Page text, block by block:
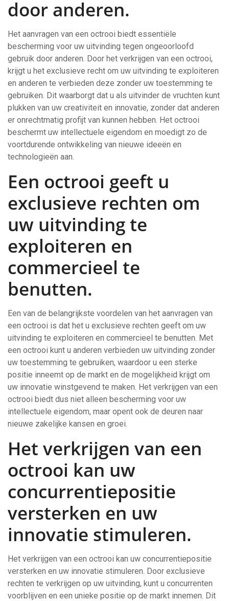
door anderen.
Het aanvragen van een octrooi biedt essentiële
bescherming voor uw uitvinding tegen ongeoorloofd
gebruik door anderen. Door het verkrijgen van een octrooi,
krijgt u het exclusieve recht om uw uitvinding te exploiteren
en anderen te verbieden deze zonder uw toestemming te
gebruiken. Dit waarborgt dat u als uitvinder de vruchten kunt
plukken van uw creativiteit en innovatie, zonder dat anderen
er onrechtmatig profijt van kunnen hebben. Het octrooi
beschermt uw intellectuele eigendom en moedigt zo de
voortdurende ontwikkeling van nieuwe ideeën en
technologieën aan.
Een octrooi geeft u
exclusieve rechten om
uw uitvinding te
exploiteren en
commercieel te
benutten.
Een van de belangrijkste voordelen van het aanvragen van
een octrooi is dat het u exclusieve rechten geeft om uw
uitvinding te exploiteren en commercieel te benutten. Met
een octrooi kunt u anderen verbieden uw uitvinding zonder
uw toestemming te gebruiken, waardoor u een sterke
positie inneemt op de markt en de mogelijkheid krijgt om
uw innovatie winstgevend te maken. Het verkrijgen van een
octrooi biedt dus niet alleen bescherming voor uw
intellectuele eigendom, maar opent ook de deuren naar
nieuwe zakelijke kansen en groei.
Het verkrijgen van een
octrooi kan uw
concurrentiepositie
versterken en uw
innovatie stimuleren.
Het verkrijgen van een octrooi kan uw concurrentiepositie
versterken en uw innovatie stimuleren. Door exclusieve
rechten te verkrijgen op uw uitvinding, kunt u concurrenten
voorblijven en een unieke positie op de markt innemen. Dit